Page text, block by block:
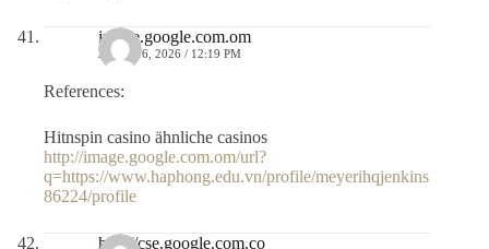
image.google.com.om
JULIO 16, 2026 / 12:19 PM
References:
Hitnspin casino ähnliche casinos
http://image.google.com.om/url?
q=https://www.haphong.edu.vn/profile/meyerihqjenkins
86224/profile
http://cse.google.com.co